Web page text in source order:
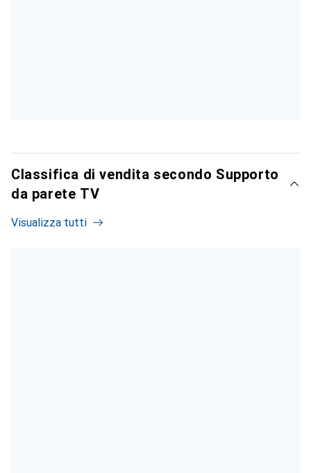
Classifica di vendita secondo Supporto
da parete TV
Visualizza tutti